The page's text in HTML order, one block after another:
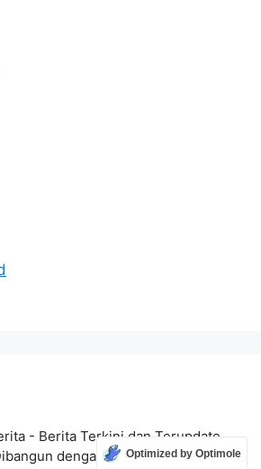
- Berita Terkini dan Terupdate
denganGeneratePress
Optimized by Optimole